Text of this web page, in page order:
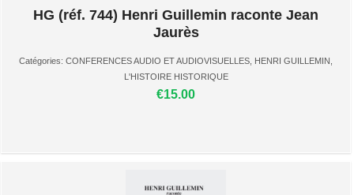
HG (réf. 744) Henri Guillemin raconte Jean
Jaurès
Catégories: CONFERENCES AUDIO ET AUDIOVISUELLES HENRI GUILLEMIN
L'HISTOIRE HISTORIQUE
€15.00